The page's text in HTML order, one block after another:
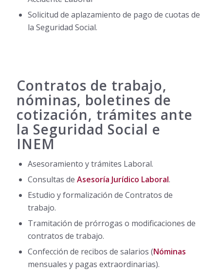
Solicitud de aplazamiento de pago de cuotas de
la Seguridad Social.
Contratos de trabajo,
nóminas, boletines de
cotización, trámites ante
la Seguridad Social e
INEM
Asesoramiento y trámites Laboral.
Consultas de Asesoría Jurídico Laboral.
Estudio y formalización de Contratos de
trabajo.
Tramitación de prórrogas o modificaciones de
contratos de trabajo.
Confección de recibos de salarios (Nóminas
mensuales y pagas extraordinarias).